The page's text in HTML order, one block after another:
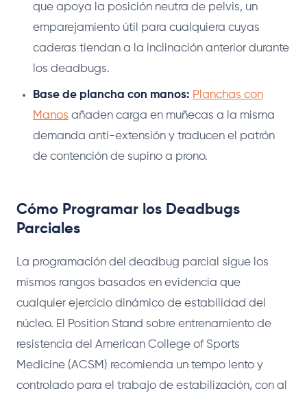
que apoya la posición neutra de pelvis, un
emparejamiento útil para cualquiera cuyas
caderas tiendan a la inclinación anterior durante
los deadbugs.
Base de plancha con manos: Planchas con
Manos añaden carga en muñecas a la misma
demanda anti-extensión y traducen el patrón
de contención de supino a prono.
Cómo Programar los Deadbugs
Parciales
La programación del deadbug parcial sigue los
mismos rangos basados en evidencia que
cualquier ejercicio dinámico de estabilidad del
núcleo. El Position Stand sobre entrenamiento de
resistencia del American College of Sports
Medicine (ACSM) recomienda un tempo lento y
controlado para el trabajo de estabilización, con al